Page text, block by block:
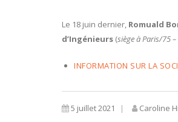
Le 18 juin dernier, Romuald
d’Ingénieurs (siège à Paris/75
INFORMATION SUR LA
5 juillet 2021 Caroline